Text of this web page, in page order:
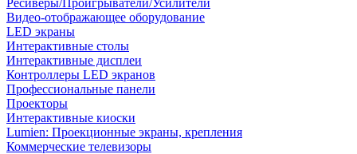
Ресиверы/Проигрыватели/Усилители
Видео-отображающее оборудование
LED экраны
Интерактивные столы
Интерактивные дисплеи
Контроллеры LED экранов
Профессиональные панели
Проекторы
Интерактивные киоски
Lumien: Проекционные экраны, крепления
Коммерческие телевизоры